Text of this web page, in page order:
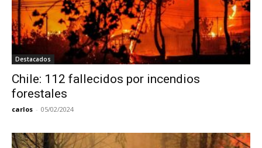
Destacados
Chile: 112 fallecidos por incendios
forestales
carlos - 05/02/2024